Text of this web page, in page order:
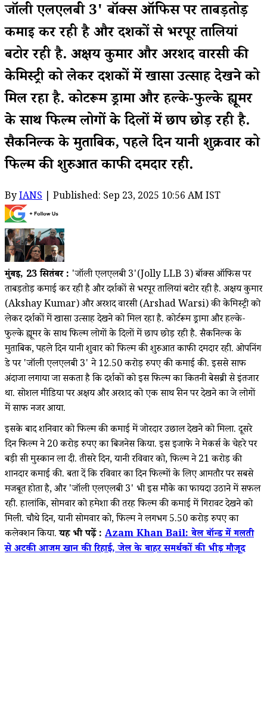
जॉली एलएलबी 3' बॉक्स ऑफिस पर ताबड़तोड़
कमाई कर रही है और दर्शकों से भरपूर तालियां
बटोर रही है. अक्षय कुमार और अरशद वारसी की
केमिस्ट्री को लेकर दर्शकों में खासा उत्साह देखने को
मिल रहा है. कोर्टरूम ड्रामा और हल्के-फुल्के ह्यूमर
के साथ फिल्म लोगों के दिलों में छाप छोड़ रही है.
सैकनिल्क के मुताबिक, पहले दिन यानी शुक्रवार को
फिल्म की शुरुआत काफी दमदार रही.
ByIANS | Published: Sep 23, 2025 10:56 AM IST
मुंबई, 23 सितंबर : 'जॉली एलएलबी 3'(Jolly LLB 3) बॉक्स ऑफिस पर
ताबड़तोड़ कमाई कर रही है और दर्शकों से भरपूर तालियां बटोर रही है. अक्षय कुमार
(Akshay Kumar) और अरशद वारसी (Arshad Warsi) की केमिस्ट्री को
लेकर दर्शकों में खासा उत्साह देखने को मिल रहा है. कोर्टरूम ड्रामा और हल्के-
फुल्के ह्यूमर के साथ फिल्म लोगों के दिलों में छाप छोड़ रही है. सैकनिल्क के
मुताबिक, पहले दिन यानी शुक्रवार को फिल्म की शुरुआत काफी दमदार रही. ओपनिंग
डे पर 'जॉली एलएलबी 3' ने 12.50 करोड़ रुपए की कमाई की. इससे साफ
अंदाजा लगाया जा सकता है कि दर्शकों को इस फिल्म का कितनी बेसब्री से इंतजार
था. सोशल मीडिया पर अक्षय और अरशद को एक साथ स्क्रीन पर देखने का क्रेज लोगों
में साफ नजर आया.
इसके बाद शनिवार को फिल्म की कमाई में जोरदार उछाल देखने को मिला. दूसरे
दिन फिल्म ने 20 करोड़ रुपए का बिजनेस किया. इस इजाफे ने मेकर्स के चेहरे पर
बड़ी सी मुस्कान ला दी. तीसरे दिन, यानी रविवार को, फिल्म ने 21 करोड़ की
शानदार कमाई की. बता दें कि रविवार का दिन फिल्मों के लिए आमतौर पर सबसे
मजबूत होता है, और 'जॉली एलएलबी 3' भी इस मौके का फायदा उठाने में सफल
रही. हालांकि, सोमवार को हमेशा की तरह फिल्म की कमाई में गिरावट देखने को
मिली. चौथे दिन, यानी सोमवार को, फिल्म ने लगभग 5.50 करोड़ रुपए का
कलेक्शन किया.यह भी पढ़ें : Azam Khan Bail: बेल बॉन्ड में गलती
से अटकी आजम खान की रिहाई, जेल के बाहर समर्थकों की भीड़ मौजूद